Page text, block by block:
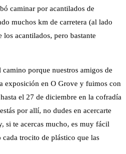
caminar por acantilados de
muchos km de carretera (al lado
acantilados, pero bastante
porque nuestros amigos de
exposición en O Grove y fuimos con
el 27 de diciembre en la cofradía
por allí, no dudes en acercarte
si te acercas mucho, es muy fácil
cada trocito de plástico que las